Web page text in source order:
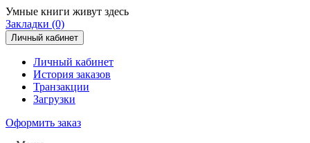
Умные книги живут здесь
Закладки (0)
Личный кабинет
Личный кабинет
История заказов
Транзакции
Загрузки
Оформить заказ